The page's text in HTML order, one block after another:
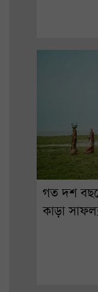
গত দশ
কাড়া